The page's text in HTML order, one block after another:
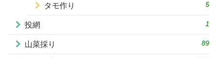
タモ作り 5
投網 1
山菜採り 89